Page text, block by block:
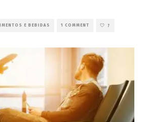
E BEBIDAS 1 COMMENT 7